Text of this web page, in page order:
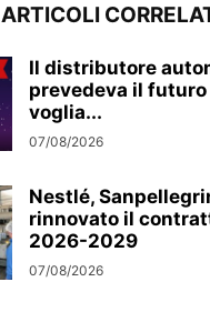
ARTICOLI
Il distributore
prevedeva il
voglia...
07/08/2026
Nestlé,
rinnovato il
2026-2029
07/08/2026